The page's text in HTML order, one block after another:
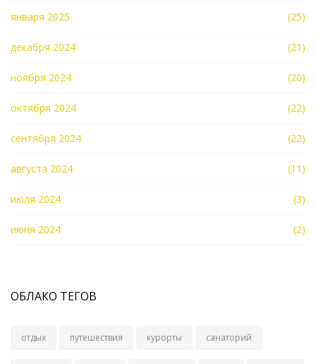
января 2025 (25)
декабря 2024 (21)
ноября 2024 (20)
октября 2024 (22)
сентября 2024 (22)
августа 2024 (11)
июля 2024 (3)
июня 2024 (2)
ОБЛАКО ТЕГОВ
отдых путешествия курорты санаторий